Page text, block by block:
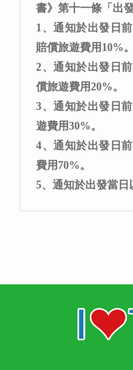
書》第十一條「出
1、通知於出發日
賠償旅遊費用10%。
2、通知於出發日
償旅遊費用20%。
3、通知於出發日
遊費用30%。
4、通知於出發日
費用70%。
5、通知於出發當日